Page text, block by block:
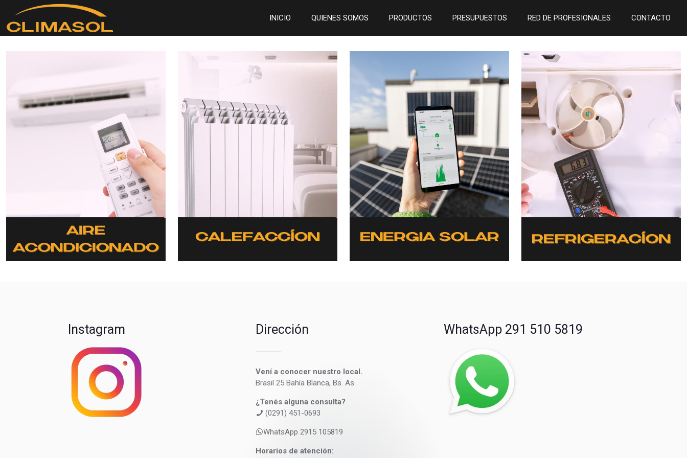
INICIO QUIENES SOMOS PRODUCTOS PRESUPUESTOS RED DE PROFESIONALES CONTACTO
Instagram Dirección
Vení a conocer nuestro local.
Brasil 25 Bahía Blanca, Bs. As.
¿Tenés alguna consulta?
(0291) 451-0693
WhatsApp 2915 105819
Horarios de atención:
WhatsApp 291 510 5819